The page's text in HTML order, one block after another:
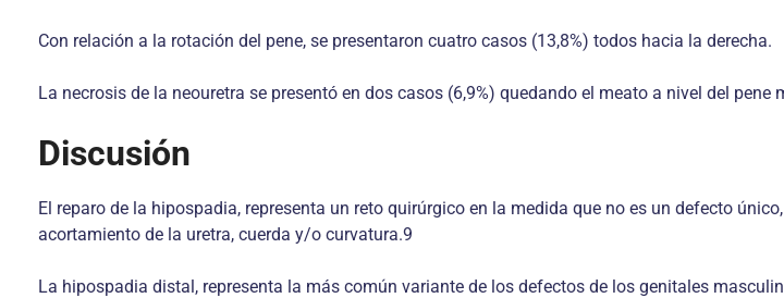
Con relación a la rotación del pene, se presentaron cuatro casos (13,8%) todos hacia la derecha.
La necrosis de la neouretra se presentó en dos casos (6,9%) quedando el meato a nivel del
Discusión
El reparo de la hipospadia, representa un reto quirúrgico en la medida que no es un defecto
acortamiento de la uretra, cuerda y/o curvatura.9
La hipospadia distal, representa la más común variante de los defectos de los genitales